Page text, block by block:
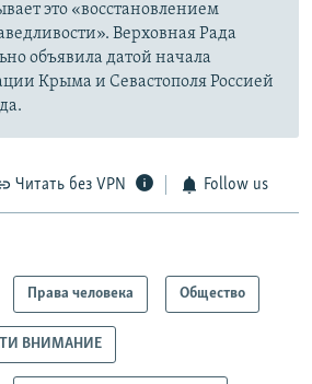
это «восстановлением
Верховная Рада
объявила датой начала
Крыма и Севастополя Россией
Читать без VPN Follow us
Права человека Общество
ВНИМАНИЕ